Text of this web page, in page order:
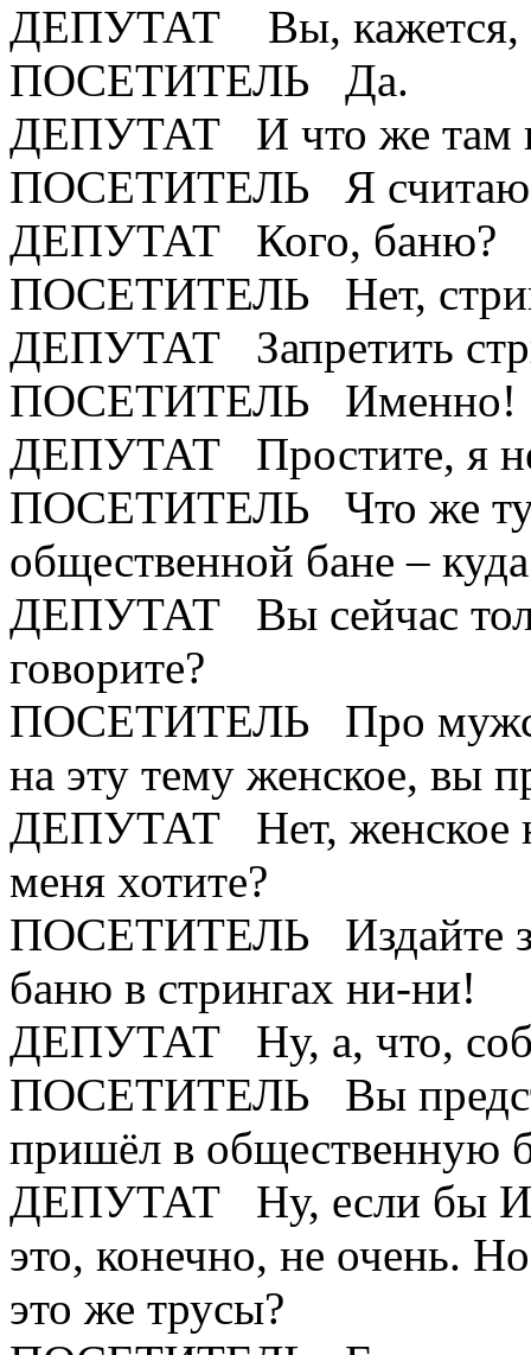
ДЕПУТАТ Вы, кажется,
ПОСЕТИТЕЛЬ Да.
ДЕПУТАТ И что же там
ПОСЕТИТЕЛЬ Я считаю
ДЕПУТАТ Кого, баню?
ПОСЕТИТЕЛЬ Нет,
ДЕПУТАТ Запретить
ПОСЕТИТЕЛЬ Именно!
ДЕПУТАТ Простите, я не
ПОСЕТИТЕЛЬ Что же тут
общественной бане –
ДЕПУТАТ Вы сейчас
говорите?
ПОСЕТИТЕЛЬ Про
на эту тему женское, вы
ДЕПУТАТ Нет, женское
меня хотите?
ПОСЕТИТЕЛЬ Издайте
баню в стрингах ни-ни!
ДЕПУТАТ Ну, а, что,
ПОСЕТИТЕЛЬ Вы
пришёл в общественную
ДЕПУТАТ Ну, если бы
это, конечно, не очень.
это же трусы?